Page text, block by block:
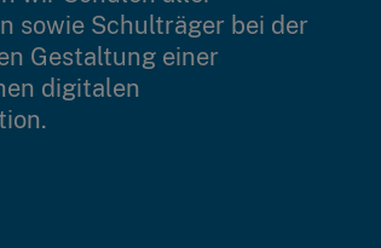
sowie Schulträger bei der
Gestaltung einer
digitalen